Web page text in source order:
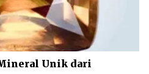
Unik dari